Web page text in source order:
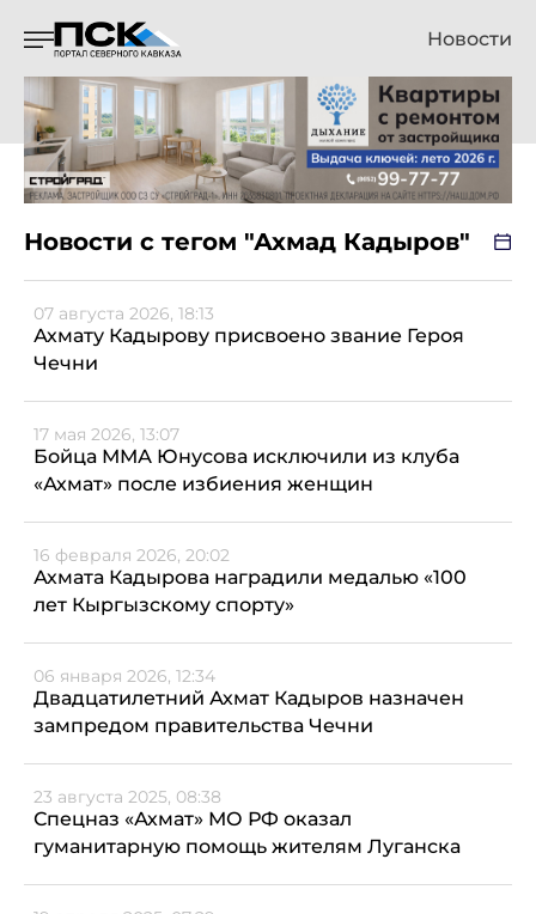
Новости
Новости с тегом "Ахмад Кадыров"
07 августа 2026, 18:13
Ахмату Кадырову присвоено звание Героя
Чечни
17 мая 2026, 13:07
Бойца ММА Юнусова исключили из клуба
«Ахмат» после избиения женщин
16 февраля 2026, 20:02
Ахмата Кадырова наградили медалью «100
лет Кыргызскому спорту»
06 января 2026, 12:34
Двадцатилетний Ахмат Кадыров назначен
зампредом правительства Чечни
23 августа 2025, 08:38
Спецназ «Ахмат» МО РФ оказал
гуманитарную помощь жителям Луганска